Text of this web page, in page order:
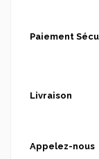
Paiement
Livraison
Appelez-nous